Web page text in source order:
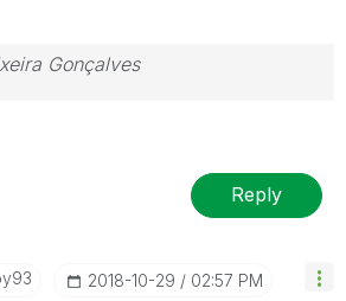
Gonçalves
Reply
‎2018-10-29 02:57 PM